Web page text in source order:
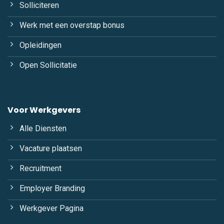
Solliciteren
Werk met een overstap bonus
Opleidingen
Open Sollicitatie
Voor Werkgevers
Alle Diensten
Vacature plaatsen
Recruitment
Employer Branding
Werkgever Pagina